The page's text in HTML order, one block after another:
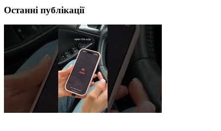
Останні публікації